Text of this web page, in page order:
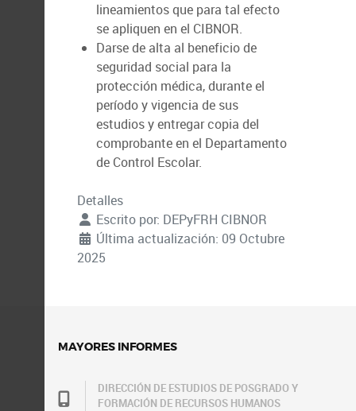
lineamientos que para tal efecto
se apliquen en el CIBNOR.
Darse de alta al beneficio de
seguridad social para la
protección médica, durante el
período y vigencia de sus
estudios y entregar copia del
comprobante en el Departamento
de Control Escolar.
Detalles
Escrito por: DEPyFRH CIBNOR
Última actualización: 09 Octubre
2025
MAYORES INFORMES
DIRECCIÓN DE ESTUDIOS DE POSGRADO Y
FORMACIÓN DE RECURSOS HUMANOS